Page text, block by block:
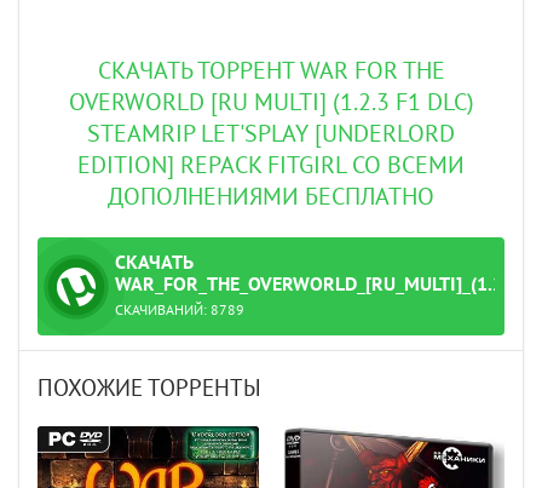
СКАЧАТЬ ТОРРЕНТ WAR FOR THE
OVERWORLD [RU MULTI] (1.2.3 F1 DLC)
STEAMRIP LET'SPLAY [UNDERLORD
EDITION] REPACK FITGIRL СО ВСЕМИ
ДОПОЛНЕНИЯМИ БЕСПЛАТНО
СКАЧАТЬ
ТОРРЕНТ
СКАЧИВАНИЙ: 8789
ПОХОЖИЕ ТОРРЕНТЫ